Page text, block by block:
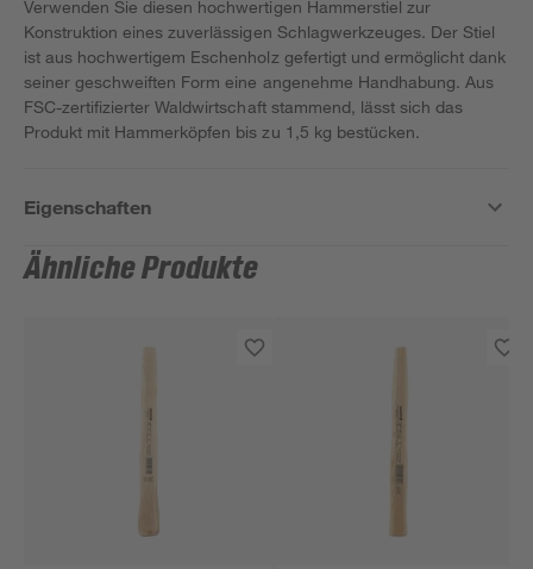
Verwenden Sie diesen hochwertigen Hammerstiel zur
Konstruktion eines zuverlässigen Schlagwerkzeuges. Der Stiel
ist aus hochwertigem Eschenholz gefertigt und ermöglicht dank
seiner geschweiften Form eine angenehme Handhabung. Aus
FSC-zertifizierter Waldwirtschaft stammend, lässt sich das
Produkt mit Hammerköpfen bis zu 1,5 kg bestücken.
Eigenschaften
Ähnliche Produkte